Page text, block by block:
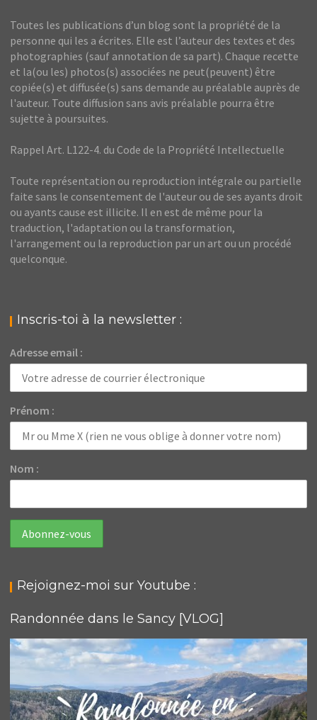
Toutes les publications d’un blog sont la propriété de la
personne qui les a écrites. Elle est l’auteur des textes et des
photographies (sauf annotation de sa part). Chaque recette
et la(ou les) photos(s) associées ne peut(peuvent) être
copiée(s) et diffusée(s) sans demande au préalable auprès de
l'auteur. Toute diffusion sans avis préalable pourra être
sujette à poursuites.
Rappel Art. L122-4. du Code de la Propriété Intellectuelle
Toute représentation ou reproduction intégrale ou partielle
faite sans le consentement de l'auteur ou de ses ayants droit
ou ayants cause est illicite. Il en est de même pour la
traduction, l'adaptation ou la transformation,
l'arrangement ou la reproduction par un art ou un procédé
quelconque.
Inscris-toi à la newsletter :
Adresse email :
Prénom :
Nom :
Rejoignez-moi sur Youtube :
Randonnée dans le Sancy [VLOG]